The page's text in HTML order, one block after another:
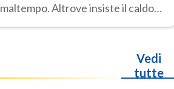
maltempo. Altrove insiste il caldo
Vedi
tutte